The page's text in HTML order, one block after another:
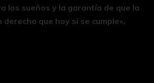
los sueños y la garantía de que la
derecho que hoy sí se cumple»,